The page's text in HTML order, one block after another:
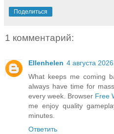
Поделиться
1 комментарий:
Ellenhelen 4 августа
What keeps me coming
always have time for
every week. Browser Free
me enjoy quality
minutes.
Ответить